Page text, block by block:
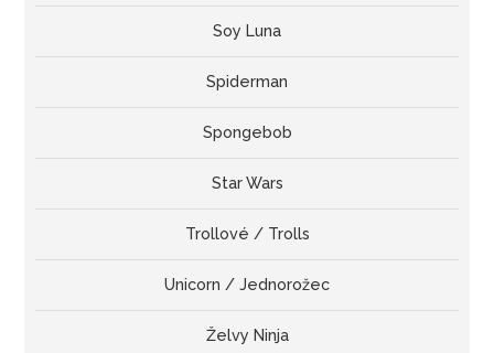
Soy Luna
Spiderman
Spongebob
Star Wars
Trollové / Trolls
Unicorn / Jednorožec
Želvy Ninja